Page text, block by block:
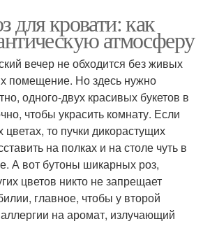
для кровати: как
атмосферу
вечер не обходится без живых
помещение. Но здесь нужно
одного-двух красивых букетов в
чтобы украсить комнату. Если
то пучки дикорастущих
на полках и на столе чуть в
А вот бутоны шикарных роз,
цветов никто не запрещает
главное, чтобы у второй
на аромат, излучающий